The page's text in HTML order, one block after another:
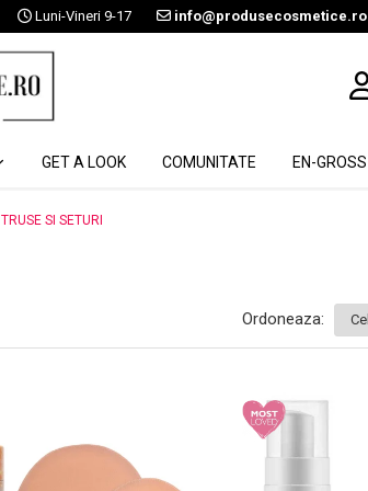
Luni-Vineri 9-17 info@produsecosmetice.ro
GET A LOOK COMUNITATE EN-GROSS
TRUSE SI SETURI
Ordoneaza: